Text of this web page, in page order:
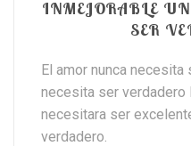
INMEJORABLE
SER
El amor nunca
necesita ser verdadero
necesitara ser
verdadero.